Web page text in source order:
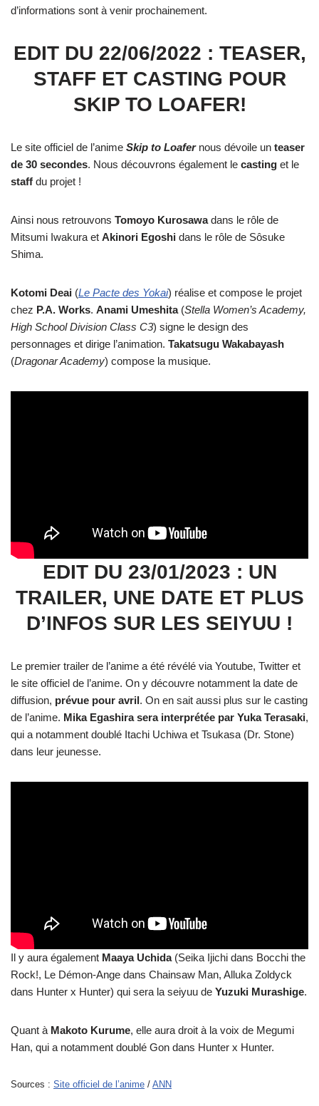
d’informations sont à venir prochainement.
EDIT DU 22/06/2022 : TEASER,
STAFF ET CASTING POUR
SKIP TO LOAFER!
Le site officiel de l’anime Skip to Loafer nous dévoile un teaser
de 30 secondes. Nous découvrons également le casting et le
staff du projet !
Ainsi nous retrouvons Tomoyo Kurosawadans le rôle de
Mitsumi Iwakura et Akinori Egoshi dans le rôle de Sôsuke
Shima.
Kotomi Deai (Le Pacte des Yokai) réalise et compose le projet
chez P.A. Works. Anami Umeshita (Stella Women’s Academy,
High School Division Class C3) signe le design des
personnages et dirige l’animation. Takatsugu Wakabayash
(Dragonar Academy) compose la musique.
EDIT DU 23/01/2023 : UN
TRAILER, UNE DATE ET PLUS
D’INFOS SUR LES SEIYUU !
Le premier trailer de l’anime a été révélé via Youtube, Twitter et
le site officiel de l’anime. On y découvre notamment la date de
diffusion, prévue pour avril. On en sait aussi plus sur le casting
de l’anime. Mika Egashira sera interprétée par Yuka Terasaki,
qui a notamment doublé Itachi Uchiwa et Tsukasa (Dr. Stone)
dans leur jeunesse.
Il y aura également Maaya Uchida(Seika Ijichi dans Bocchi the
Rock!, Le Démon-Ange dans Chainsaw Man, Alluka Zoldyck
dans Hunter x Hunter) qui sera la seiyuu de Yuzuki Murashige.
Quant à Makoto Kurume, elle aura droit à la voix de Megumi
Han, qui a notamment doublé Gon dans Hunter x Hunter.
Sources : Site officiel de l’anime / ANN